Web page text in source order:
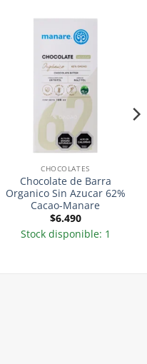
CHOCOLATES
Chocolate de Barra
Organico Sin Azucar 62%
Cacao-Manare
$6.490
Stock disponible: 1